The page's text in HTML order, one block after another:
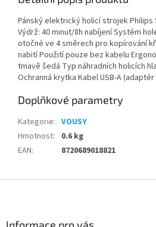
Pánský elektrický holicí strojek Philips
Výdrž: 40 minut/8h nabíjení Systém
otočné ve 4 směrech pro kopírování
nabití Použití pouze bez kabelu
tmavě šedá Typ náhradních holicích
Ochranná krytka Kabel USB-A
Doplňkové parametry
Kategorie: VOUSY
Hmotnost:
0.6 kg
EAN: 8720689018821